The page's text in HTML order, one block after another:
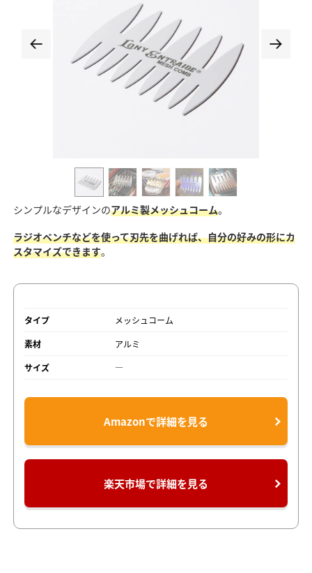
シンプルなデザインのアルミ製メッシュコーム。
ラジオペンチなどを使って刃先を曲げれば、自分の好みの形にカ
スタマイズできます。
タイプ
メッシュコーム
素材
アルミ
サイズ
―
Amazonで詳細を見る
楽天市場で詳細を見る